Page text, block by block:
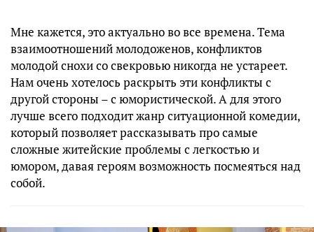
Мне кажется, это актуально во все времена. Тема
взаимоотношений молодоженов, конфликтов
молодой снохи со свекровью никогда не устареет.
Нам очень хотелось раскрыть эти конфликты с
другой стороны – с юмористической. А для этого
лучше всего подходит жанр ситуационной комедии,
который позволяет рассказывать про самые
сложные житейские проблемы с легкостью и
юмором, давая героям возможность посмеяться над
собой.